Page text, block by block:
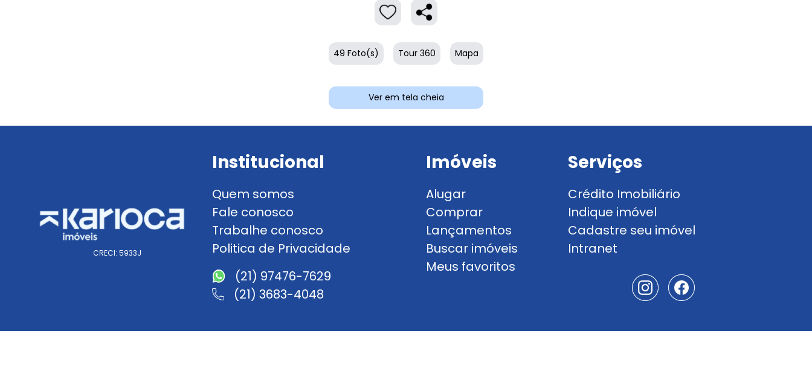
49 Foto(s) Tour 360 Mapa
Ver em tela cheia
CRECI: 5933J
Institucional
Quem somos
Fale conosco
Trabalhe conosco
Politica de Privacidade
(21) 97476-7629
(21) 3683-4048
Imóveis
Alugar
Comprar
Lançamentos
Buscar imóveis
Meus favoritos
Serviços
Crédito Imobiliário
Indique imóvel
Cadastre seu imóvel
Intranet